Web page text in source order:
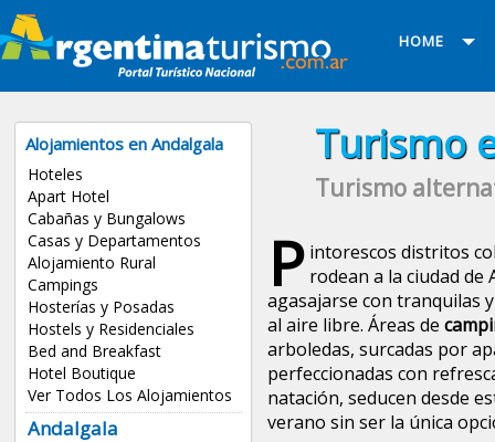
HOME
Alojamientos en Andalgala
Hoteles
Apart Hotel
Cabañas y Bungalows
Casas y Departamentos
Alojamiento Rural
Campings
Hosterías y Posadas
Hostels y Residenciales
Bed and Breakfast
Hotel Boutique
Ver Todos Los Alojamientos
Andalgala
Turismo
Turismo
P intorescos distritos
rodean a la ciudad de
agasajarse con tranquilas
al aire libre. Áreas de
arboledas, surcadas por
perfeccionadas con
natación, seducen desde
verano sin ser la única